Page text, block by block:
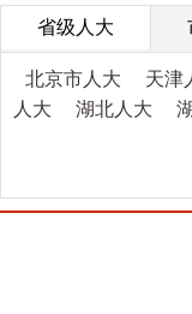
省级人大
北京市人大 天津
人大
湖北人大